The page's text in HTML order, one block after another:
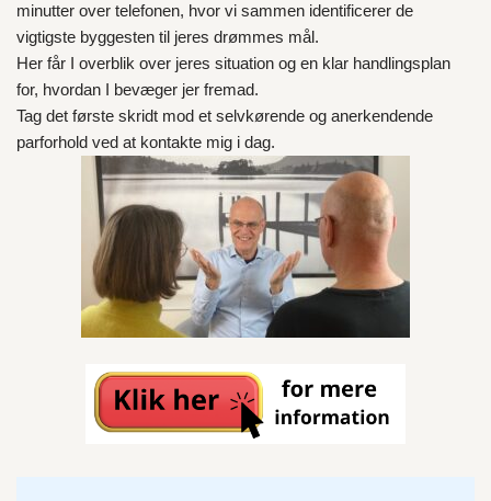
minutter over telefonen, hvor vi sammen identificerer de
vigtigste byggesten til jeres drømmes mål.
Her får I overblik over jeres situation og en klar handlingsplan
for, hvordan I bevæger jer fremad.
Tag det første skridt mod et selvkørende og anerkendende
parforhold ved at kontakte mig i dag.